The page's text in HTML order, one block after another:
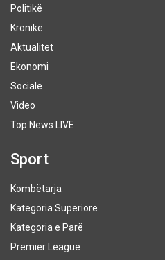
Politikë
Kronikë
Aktualitet
Ekonomi
Sociale
Video
Top News LIVE
Sport
Kombëtarja
Kategoria Superiore
Kategoria e Parë
Premier League